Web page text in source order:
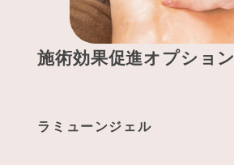
施術効果促進オプション
ラミューンジェル